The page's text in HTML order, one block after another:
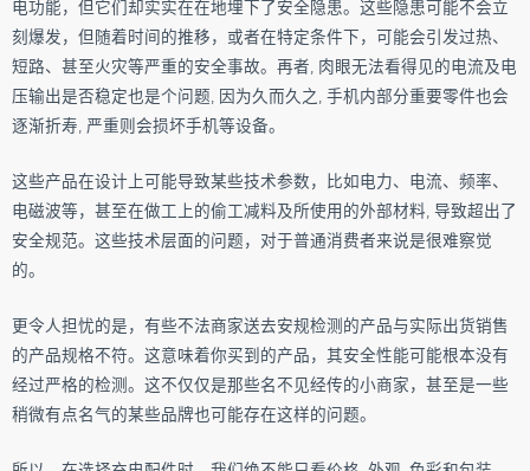
电功能，但它们却实实在在地埋下了安全隐患。这些隐患可能不会立
刻爆发，但随着时间的推移，或者在特定条件下，可能会引发过热、
短路、甚至火灾等严重的安全事故。再者, 肉眼无法看得见的电流及电
压输出是否稳定也是个问题, 因为久而久之, 手机内部分重要零件也会
逐渐折寿, 严重则会损坏手机等设备。
这些产品在设计上可能导致某些技术参数，比如电力、电流、频率、
电磁波等，甚至在做工上的偷工减料及所使用的外部材料, 导致超出了
安全规范。这些技术层面的问题，对于普通消费者来说是很难察觉
的。
更令人担忧的是，有些不法商家送去安规检测的产品与实际出货销售
的产品规格不符。这意味着你买到的产品，其安全性能可能根本没有
经过严格的检测。这不仅仅是那些名不见经传的小商家，甚至是一些
稍微有点名气的某些品牌也可能存在这样的问题。